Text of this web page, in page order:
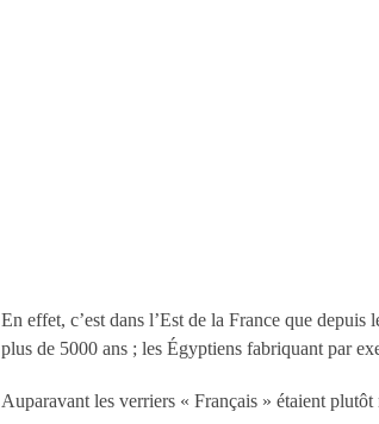
En effet, c’est dans l’Est de la France que
plus de 5000 ans ; les Égyptiens fabriquant par
Auparavant les verriers « Français » étaient